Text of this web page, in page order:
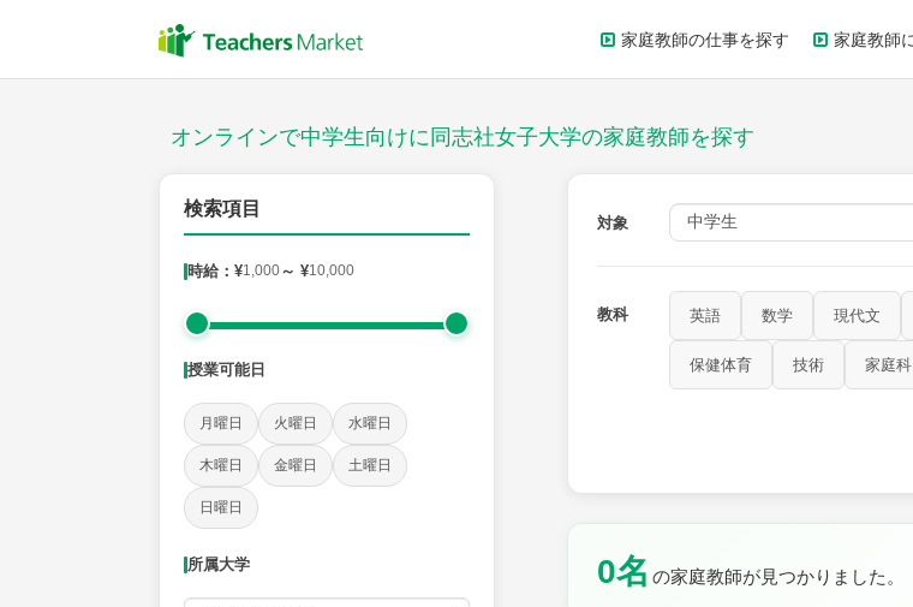
家庭教師の仕事を探す 家庭教師
オンラインで中学生向けに同志社女子大学の家庭教師を探す
検索項目
時給：¥1,000～ ¥10,000
授業可能日
月曜日 火曜日 水曜日
木曜日 金曜日 土曜日
日曜日
所属大学
対象
教科 英語 数学 現代文
保健体育 技術 家庭科
0名 の家庭教師が見つかりました。
授業スタイル
数学 理科 芸術 音楽 保健体育
時給：¥1,000 ～ ¥10,000
授業可能日
火曜日 土曜日 日曜日